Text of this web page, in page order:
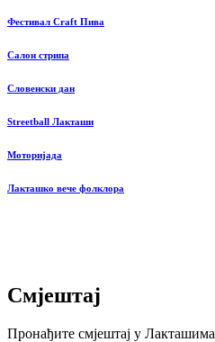
Фестивал Craft Пива
Салон стрипа
Словенски дан
Streetball Лакташи
Моторијада
Лакташко вече фолклора
Смјештај
Пронађите смјештај у Лакташима